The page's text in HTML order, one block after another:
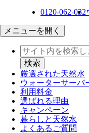
0120-062-032
メニューを開く
厳選された天然水
ウォーターサーバ
利用料金
選ばれる理由
キャンペーン
暮らしと天然水
よくあるご質問